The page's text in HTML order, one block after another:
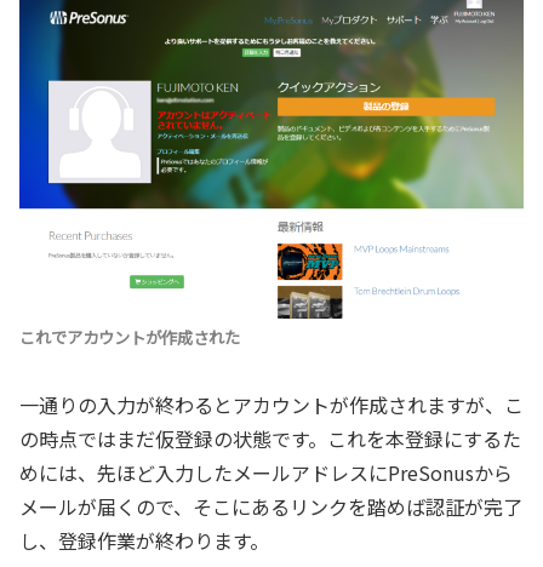
これでアカウントが作成された
一通りの入力が終わるとアカウントが作成されますが、こ
の時点ではまだ仮登録の状態です。これを本登録にするた
めには、先ほど入力したメールアドレスにPreSonusから
メールが届くので、そこにあるリンクを踏めば認証が完了
し、登録作業が終わります。